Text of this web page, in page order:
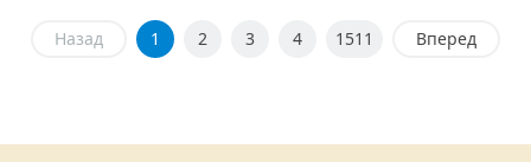
Назад 1 2 3 4 1511 Вперед